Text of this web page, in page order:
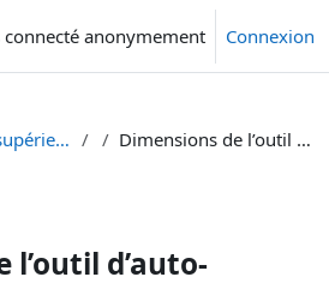
connecté anonymement Connexion
Pour un enseignement supérieur sensible au genre Dimensions de l’outil d’auto-évaluation
l’outil d’auto-